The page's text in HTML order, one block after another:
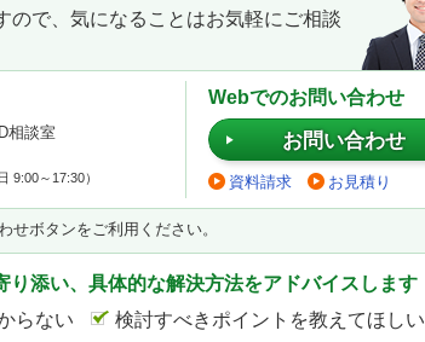
ので、気になることはお気軽にご相談
相談室
9:00～17:30）
Webでのお問い合わせ
お問い合わせ
資料請求 お見積り
せボタンをご利用ください。
り添い、具体的な解決方法をアドバイスします
らない
検討すべきポイントを教えてほしい